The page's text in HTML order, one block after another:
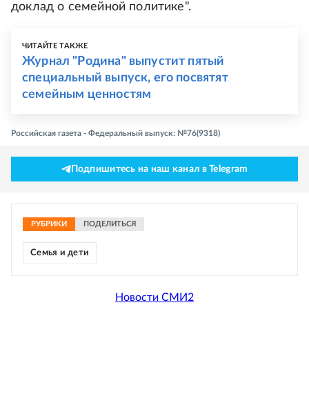
доклад о семейной политике".
ЧИТАЙТЕ ТАКЖЕ
Журнал "Родина" выпустит пятый
специальный выпуск, его посвятят
семейным ценностям
Российская газета - Федеральный выпуск: №76(9318)
Подпишитесь на наш канал в Telegram
РУБРИКИ ПОДЕЛИТЬСЯ
Семья и дети
Новости СМИ2